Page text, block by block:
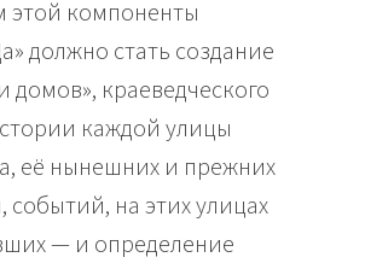
этой компоненты
должно стать создание
краеведческого
каждой улицы
её нынешних и прежних
событий, на этих улицах
— и определение